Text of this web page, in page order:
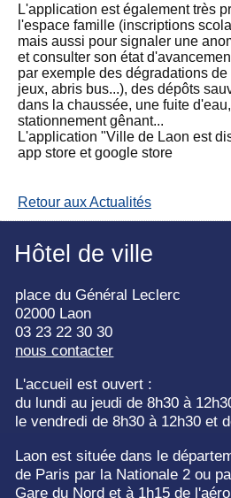
L'application est également très
l'espace famille (inscriptions
mais aussi pour signaler une
et consulter son état
par exemple des dégradations
jeux, abris bus...), des dépôts
dans la chaussée, une fuite
stationnement gênant...
L'application "Ville de Laon est
app store et google store
Retour aux Actualités
Hôtel de ville
place du Général Leclerc
02000 Laon
03 23 22 30 30
nous contacter
L'accueil est ouvert :
du lundi au jeudi de 8h30 à
le vendredi de 8h30 à 12h30 et
Laon est située dans le
de Paris par la Nationale 2 ou
Gare du Nord et à 1h15 de